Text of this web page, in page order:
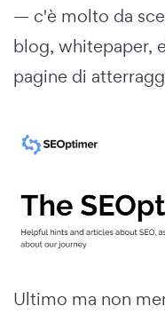
— c'è molto da
blog, whitepaper,
pagine di
Ultimo ma non